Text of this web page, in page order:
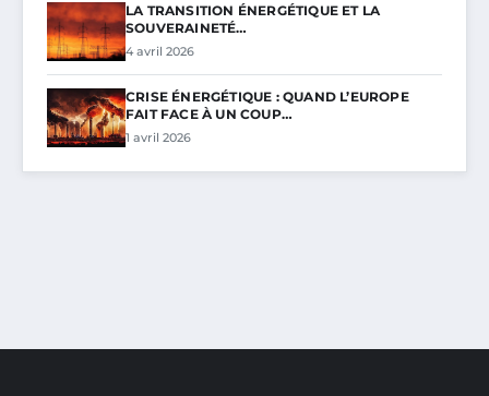
LA TRANSITION ÉNERGÉTIQUE ET LA
SOUVERAINETÉ…
4 avril 2026
CRISE ÉNERGÉTIQUE : QUAND L’EUROPE
FAIT FACE À UN COUP…
1 avril 2026